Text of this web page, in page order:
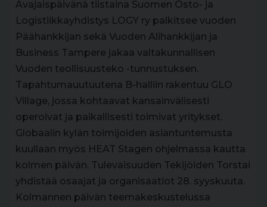
Avajaispäivänä tiistaina Suomen Osto- ja
Logistiikkayhdistys LOGY ry palkitsee vuoden
Päähankkijan sekä Vuoden Alihankkijan ja
Business Tampere jakaa valtakunnallisen
Vuoden teollisuusteko -tunnustuksen.
Tapahtumauutuutena B-halliin rakentuu GLO
Village, jossa kohtaavat kansainvälisesti
operoivat ja paikallisesti toimivat yritykset.
Globaalin kylän toimijoiden asiantuntemusta
kuullaan myös HEAT Stagen ohjelmassa kautta
kolmen päivän. Tulevaisuuden Tekijöiden Torstai
yhdistää osaajat ja organisaatiot 28. syyskuuta.
Kolmannen päivän teemakeskustelussa